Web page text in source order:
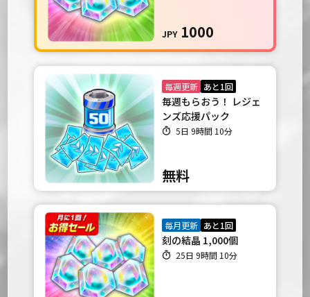
JPY 1000
毎週更新 あと1回
毎週もらおう！ レジェ
ンズ応援パック
5日 9時間 10分
無料
毎月更新 あと1回
刻の結晶 1,000個
25日 9時間 10分